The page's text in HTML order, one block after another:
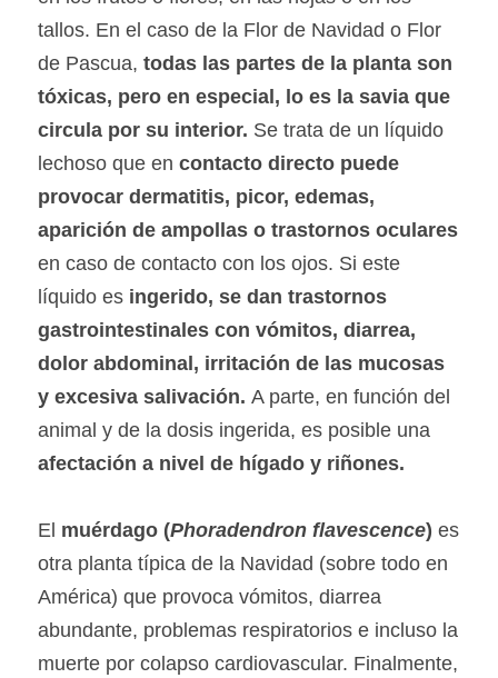
tallos. En el caso de la Flor de Navidad o Flor
de Pascua, todas las partes de la planta son
tóxicas, pero en especial, lo es la savia que
circula por su interior. Se trata de un líquido
lechoso que en contacto directo puede
provocar dermatitis, picor, edemas,
en caso de contacto con los ojos. Si este
líquido es ingerido, se dan trastornos
gastrointestinales con vómitos, diarrea,
dolor abdominal, irritación de las mucosas
y excesiva salivación. A parte, en función del
afectación a nivel de hígado y riñones.
El muérdago (Phoradendron flavescence) es
otra planta típica de la Navidad (sobre todo en
América) que provoca vómitos, diarrea
abundante, problemas respiratorios e incluso la